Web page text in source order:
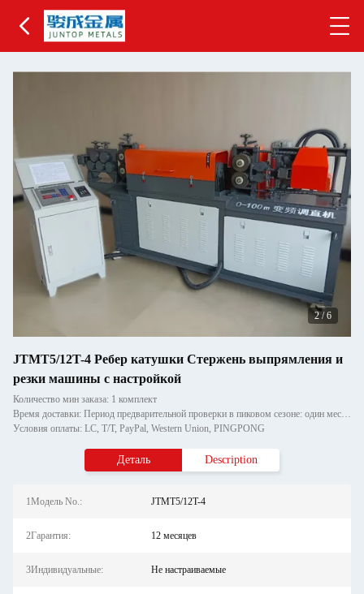
2/6
JTMT5/12T-4 Ребер катушки Стержень выпрямления и
резки машины с настройкой
Количество мин заказа: 1 комплект
Время доставки: Период предварительной проверки в пиковом сезоне: один месяц, вне сезона: в течение 15 рабочих дней
Условия оплаты: LC, T/T, PayPal, Western Union, PINGPONG
Деталь Description
1Модель No.: JTMT5/12T-4
2Гарантия: 12 месяцев
3Индивидуальные: Не настраиваемые